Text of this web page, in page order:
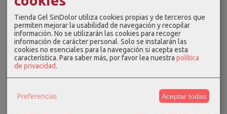
Tienda Gel SinDolor utiliza cookies propias y de terceros que
permiten mejorar la usabilidad de navegación y recopilar
información. No se utilizarán las cookies para recoger
información de carácter personal. Solo se instalarán las
cookies no esenciales para la navegación si acepta esta
característica. Para saber más, por favor lea nuestra política
de privacidad.
Preferencias Aceptar todas